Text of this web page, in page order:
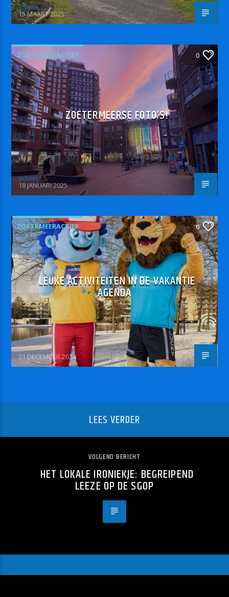
admin
15 MAART 2025
ZOETRMEERACTIEF 0
ZOETERMEERSE FOTO’S!
admin
18 JANUARI 2025
ZOETRMEERACTIEF 0
LEUKE ACTIVITEITEN IN DE VAKANTIE
AGENDA
21 DECEMBER 2024
LEES VERDER
VOLGEND BERICHT
HET LOKALE IRONIEKJE: BEGREIPEND
LEEZE OP DE SGOP